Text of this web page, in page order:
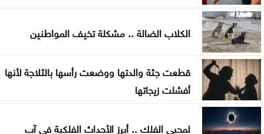
لا تغيير على موعد العودة للمدارس
الكلاب الضالة .. مشكلة تخيف المواطنين
قطعت جثة والدتها ووضعت رأسها بالثلاجة لأنها
أفشلت زيجاتها
لمحبي الفلك .. أبرز الأحداث الفلكية في آب